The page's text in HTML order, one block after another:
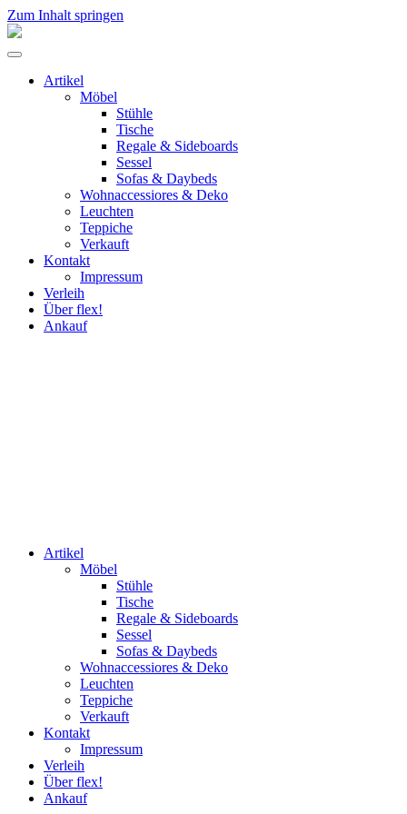
Zum Inhalt springen
flex!
vintage
Menü
umschalten
Artikel
Möbel
Stühle
Tische
Regale & Sideboards
Sessel
Sofas & Daybeds
Wohnaccessiores & Deko
Leuchten
Teppiche
Verkauft
Kontakt
Impressum
Verleih
Über flex!
Ankauf
Artikel
Möbel
Stühle
Tische
Regale & Sideboards
Sessel
Sofas & Daybeds
Wohnaccessiores & Deko
Leuchten
Teppiche
Verkauft
Kontakt
Impressum
Verleih
Über flex!
Ankauf